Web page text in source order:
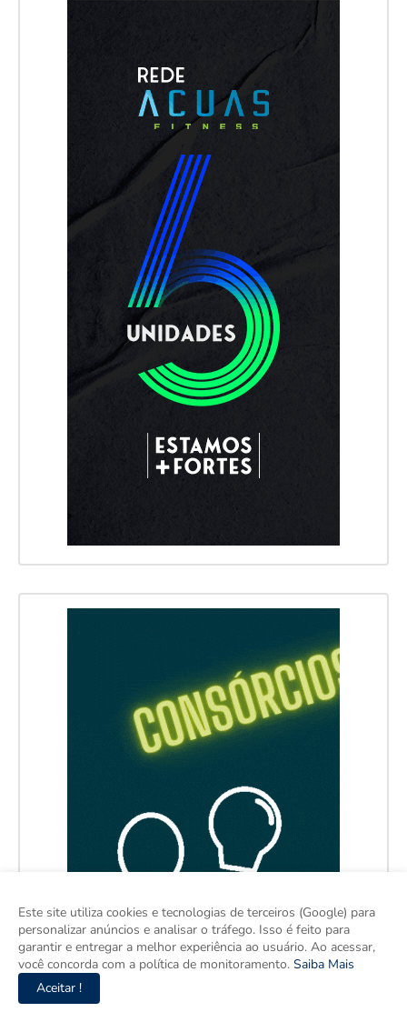
Este site utiliza cookies e tecnologias de terceiros (Google) para
personalizar anúncios e analisar o tráfego. Isso é feito para
garantir e entregar a melhor experiência ao usuário. Ao acessar,
você concorda com a política de monitoramento. Saiba Mais
Aceitar !